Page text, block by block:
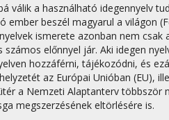
a használható idegennyelv
beszél magyarul a világon
ismerete azonban nem
előnnyel jár. Aki idegen
hozzáférni, tájékozódni, és
az Európai Unióban (EU),
a Nemzeti Alaptanterv
megszerzésének eltörlésére is.